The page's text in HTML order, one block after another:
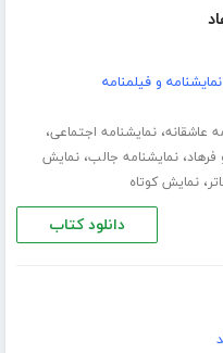
و فیلمنامه
عاشقانه،نمایشنامه اجتماعی،
،نمایشنامه جالب،نمایش
،نمایش کوتاه
دانلود کتاب